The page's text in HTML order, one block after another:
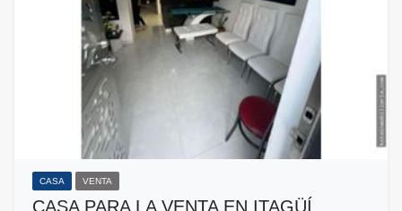
CASA VENTA
CASA PARA LA VENTA EN ITAGÜÍ